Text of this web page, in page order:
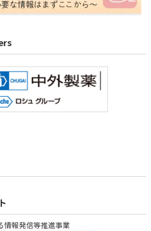
情報発信等推進事業